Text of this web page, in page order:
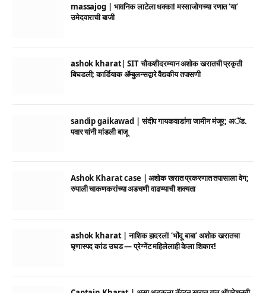
massajog | भावनिक लाटेला धक्का! मस्साजोगच्या रणात ‘या’
उमेदवाराची बाजी
ashok kharat| SIT चौकशीदरम्यान अशोक खरातची प्रकृती
बिघडली; कार्डियाक ॲम्बुलन्सद्वारे वैद्यकीय तपासणी
sandip gaikawad | संदीप गायकवाडांना जामीन मंजूर; अॅड.
पवार यांनी मांडली बाजू
Ashok Kharat case | अशोक खरात प्रकरणात तपासाला वेग;
रुपाली चाकणकरांच्या अडचणी वाढण्याची शक्यता
ashok kharat | नाशिक हादरलं! ‘भोंदू बाबा’ अशोक खरातचा
घृणास्पद कांड उघड — प्रेग्नेंट महिलेलाही केला शिकार!